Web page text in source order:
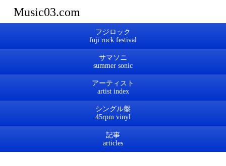
Music03.com
フジロック
サマソニ
アーティスト
シングル盤
記事